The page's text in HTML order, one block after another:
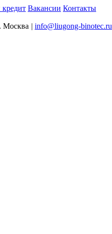
Вакансии Контакты
Москва | info@liugong-binotec.ru